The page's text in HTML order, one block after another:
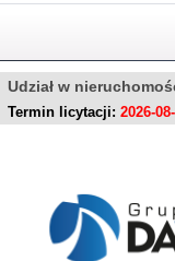
Udział w
Termin licytacji: 2026-